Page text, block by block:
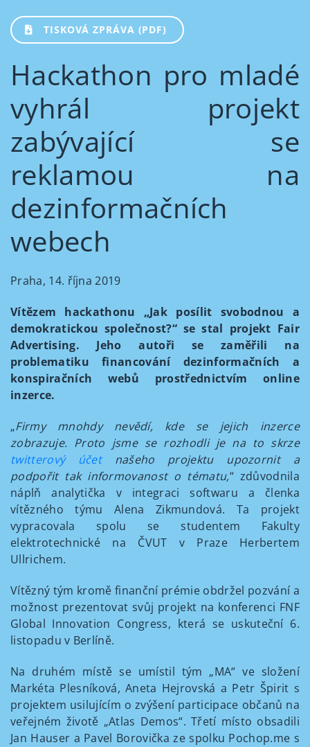
TISKOVÁ ZPRÁVA (PDF)
Hackathon pro mladé
vyhrál projekt
zabývající se
reklamou na
dezinformačních
webech
Praha, 14. října 2019
Vítězem hackathonu „Jak posílit svobodnou a
demokratickou společnost?“ se stal projekt Fair
Advertising. Jeho autoři se zaměřili na
problematiku financování dezinformačních a
konspiračních webů prostřednictvím online
inzerce.
„Firmy mnohdy nevědí, kde se jejich inzerce
zobrazuje. Proto jsme se rozhodli je na to skrze
twitterový účetnašeho projektu upozornit a
podpořit tak informovanost o tématu,“ zdůvodnila
náplň analytička v integraci softwaru a členka
vítězného týmu Alena Zikmundová. Ta projekt
vypracovala spolu se studentem Fakulty
elektrotechnické na ČVUT v Praze Herbertem
Ullrichem.
Vítězný tým kromě finanční prémie obdržel pozvání a
možnost prezentovat svůj projekt na konferenci FNF
Global Innovation Congress, která se uskuteční 6.
listopadu v Berlíně.
Na druhém místě se umístil tým „MA“ ve složení
Markéta Plesníková, Aneta Hejrovská a Petr Špirit s
projektem usilujícím o zvýšení participace občanů na
veřejném životě „Atlas Demos“. Třetí místo obsadili
Jan Hauser a Pavel Borovička ze spolku Pochop.me s